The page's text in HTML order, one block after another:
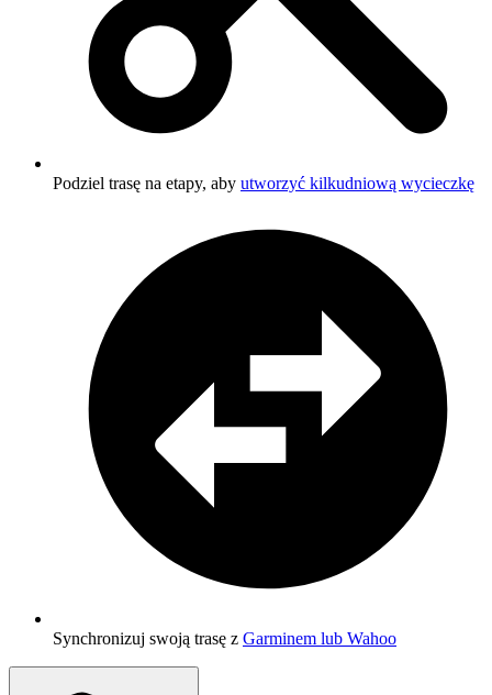
Podziel trasę na etapy, aby utworzyć kilkudniową wycieczkę
Synchronizuj swoją trasę z Garminem lub Wahoo